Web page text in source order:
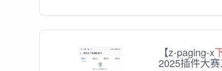
【z-paging-x
2025插件大